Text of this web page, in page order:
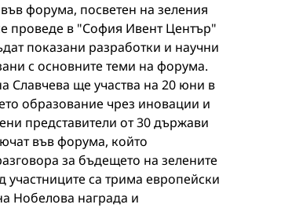
форума, посветен на зеления
проведе в "София Ивент Център"
показани разработки и научни
с основните теми на форума.
Славчева ще участва на 20 юни в
образование чрез иновации и
представители от 30 държави
във форума, който
за бъдещето на зелените
са трима европейски
Нобелова награда и